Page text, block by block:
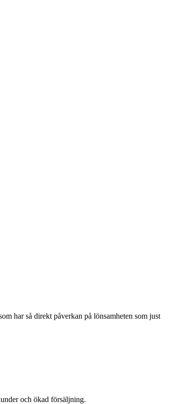
har så direkt påverkan på lönsamheten som just
och ökad försäljning.